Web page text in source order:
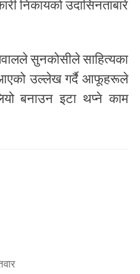
निकायको उदासिनताबारे
सुनकोसीले साहित्यका
आएको उल्लेख गर्दै आफूहरूले
बनाउन इटा थप्ने काम